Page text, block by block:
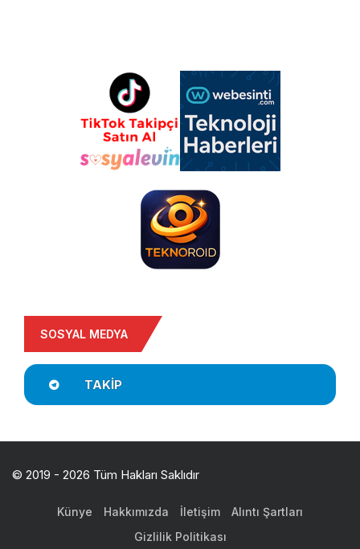
SOSYAL MEDYA
TAKIP
© 2019 - 2026 Tüm Hakları Saklıdır
Künye Hakkımızda İletişim
Alıntı Şartları
Gizlilik Politikası